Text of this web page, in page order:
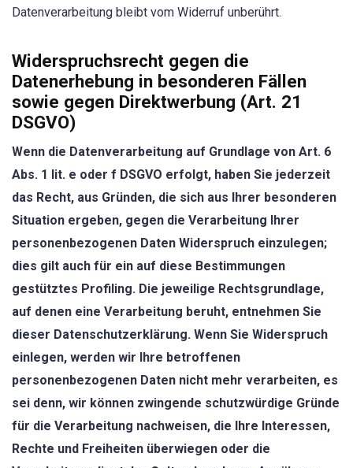
Datenverarbeitung bleibt vom Widerruf unberührt.
Widerspruchsrecht gegen die
Datenerhebung in besonderen Fällen
sowie gegen Direktwerbung (Art. 21
DSGVO)
Wenn die Datenverarbeitung auf Grundlage von Art. 6
Abs. 1 lit. e oder f DSGVO erfolgt, haben Sie jederzeit
das Recht, aus Gründen, die sich aus Ihrer besonderen
Situation ergeben, gegen die Verarbeitung Ihrer
personenbezogenen Daten Widerspruch einzulegen;
dies gilt auch für ein auf diese Bestimmungen
gestütztes Profiling. Die jeweilige Rechtsgrundlage,
auf denen eine Verarbeitung beruht, entnehmen Sie
dieser Datenschutzerklärung. Wenn Sie Widerspruch
einlegen, werden wir Ihre betroffenen
personenbezogenen Daten nicht mehr verarbeiten, es
sei denn, wir können zwingende schutzwürdige Gründe
für die Verarbeitung nachweisen, die Ihre Interessen,
Rechte und Freiheiten überwiegen oder die